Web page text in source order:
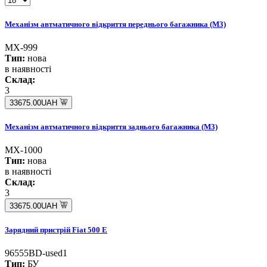
Механізм автматичного відкриття переднього багажника (M3)
MX-999
Тип: нова
в наявності
Склад:
3
33675.00UAH
Механізм автматичного відкриття заднього багажника (M3)
MX-1000
Тип: нова
в наявності
Склад:
3
33675.00UAH
Зарядний пристрій Fiat 500 E
96555BD-used1
Тип: БУ